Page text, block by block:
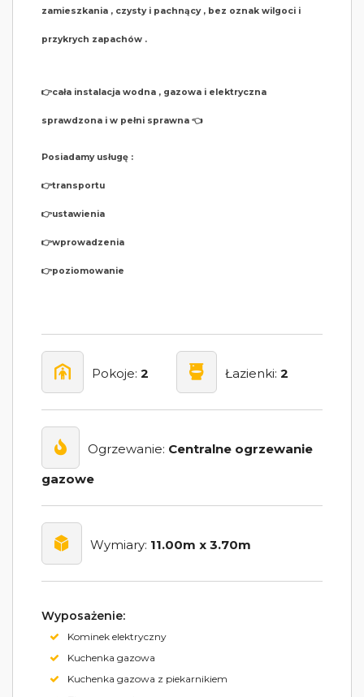
zamieszkania , czysty i pachnący , bez oznak wilgoci i
przykrych zapachów .
👉cała instalacja wodna , gazowa i elektryczna
sprawdzona i w pełni sprawna 👈
Posiadamy usługę :
👉transportu
👉ustawienia
👉wprowadzenia
👉poziomowanie
Pokoje: 2 Łazienki: 2
Ogrzewanie: Centralne ogrzewanie
gazowe
Wymiary: 11.00m x 3.70m
Wyposażenie:
Kominek elektryczny
Kuchenka gazowa
Kuchenka gazowa z piekarnikiem